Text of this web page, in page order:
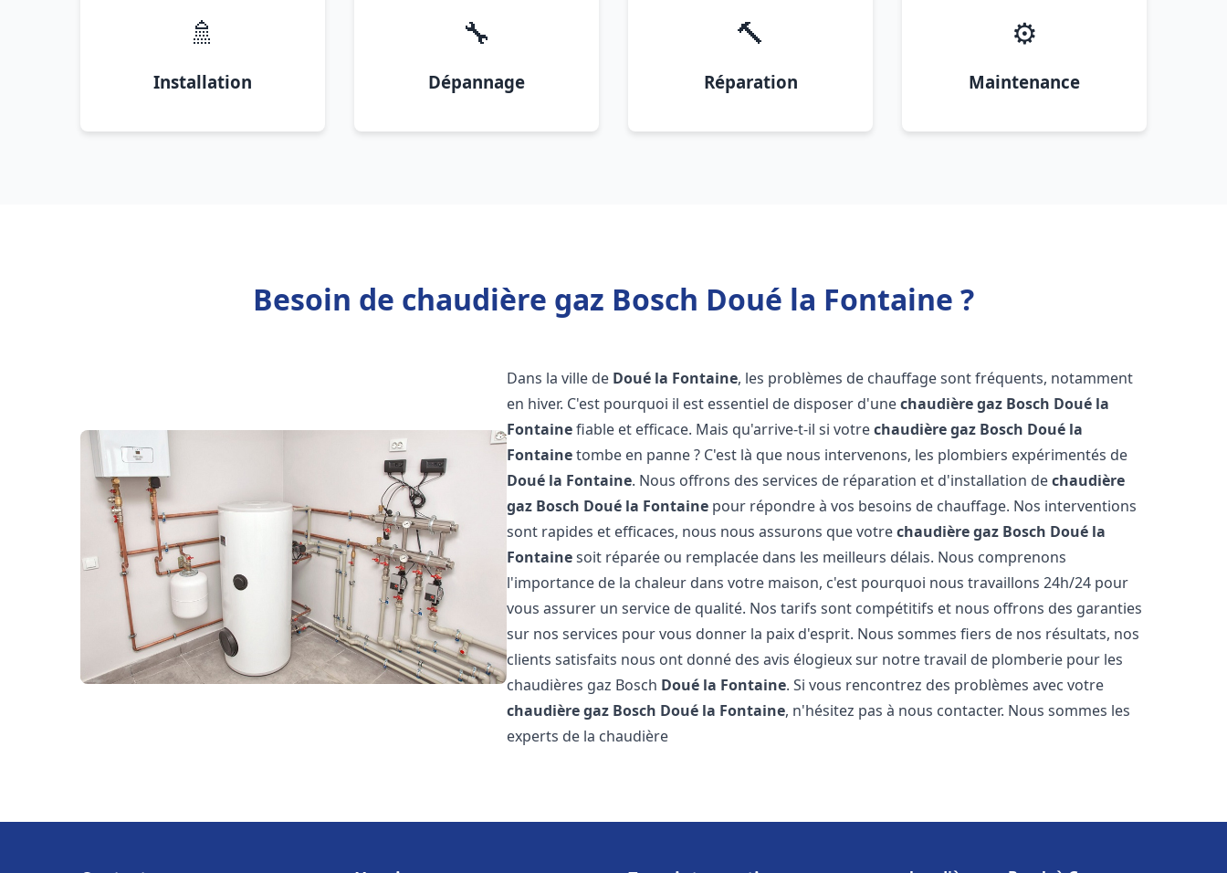
🚿
Installation
🔧
Dépannage
🔨
Réparation
⚙️
Maintenance
Besoin de chaudière gaz Bosch Doué la Fontaine ?
Dans la ville de Doué la Fontaine, les problèmes de chauffage sont fréquents, notamment
en hiver. C'est pourquoi il est essentiel de disposer d'unechaudière gaz Bosch Doué la
Fontainefiable et efficace. Mais qu'arrive-t-il si votrechaudière gaz Bosch Doué la
Fontainetombe en panne ? C'est là que nous intervenons, les plombiers expérimentés de
Doué la Fontaine. Nous offrons des services de réparation et d'installation dechaudière
gaz Bosch Doué la Fontaine pour répondre à vos besoins de chauffage. Nos interventions
sont rapides et efficaces, nous nous assurons que votrechaudière gaz Bosch Doué la
Fontainesoit réparée ou remplacée dans les meilleurs délais. Nous comprenons
l'importance de la chaleur dans votre maison, c'est pourquoi nous travaillons 24h/24 pour
vous assurer un service de qualité. Nos tarifs sont compétitifs et nous offrons des garanties
sur nos services pour vous donner la paix d'esprit. Nous sommes fiers de nos résultats, nos
clients satisfaits nous ont donné des avis élogieux sur notre travail de plomberie pour les
chaudières gaz Bosch Doué la Fontaine. Si vous rencontrez des problèmes avec votre
chaudière gaz Bosch Doué la Fontaine, n'hésitez pas à nous contacter. Nous sommes les
experts de la chaudière